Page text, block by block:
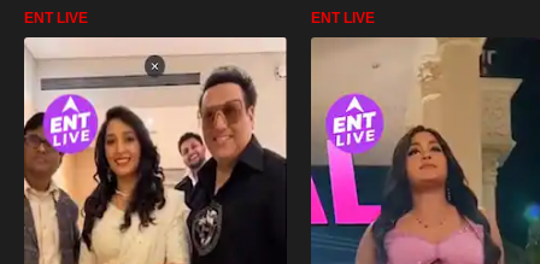
ENT LIVE ENT LIVE